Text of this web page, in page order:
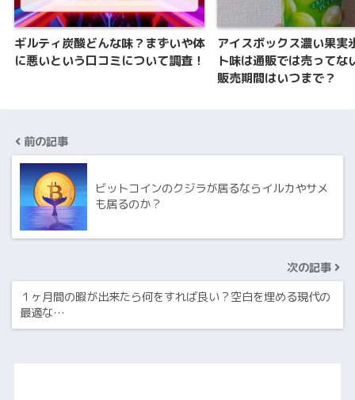
ギルティ炭酸どんな味？まずいや体
に悪いという口コミについて調査！
アイスボックス濃い果実
ト味は通販では売ってな
販売期間はいつまで？
前の記事
ビットコインのクジラが居るならイルカやサメ
も居るのか？
次の記事
１ヶ月間の暇が出来たら何をすれば良い？空白を埋める現代の
最適な…